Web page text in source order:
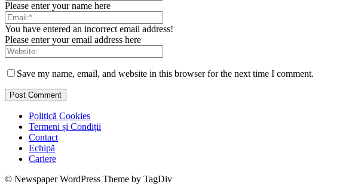
Please enter your name here
You have entered an incorrect email address!
Please enter your email address here
Save my name, email, and website in this browser for the next time I comment.
Politică Cookies
Termeni și Condiții
Contact
Echipă
Cariere
© Newspaper WordPress Theme by TagDiv